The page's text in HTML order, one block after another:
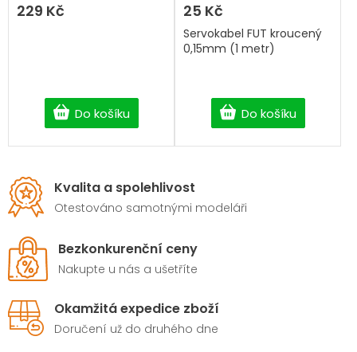
229 Kč
Do košíku
25 Kč
Do košíku
Servokabel FUT kroucený
0,15mm (1 metr)
Kvalita a spolehlivost
Otestováno samotnými modeláři
Bezkonkurenční ceny
Nakupte u nás a ušetříte
Okamžitá expedice zboží
Doručení už do druhého dne